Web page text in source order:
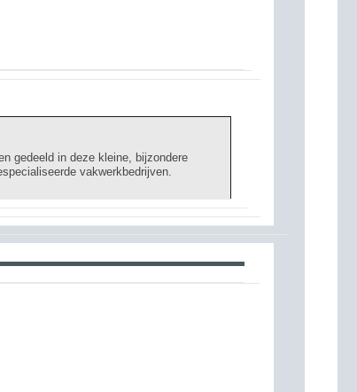
gedeeld in deze kleine, bijzondere
vakwerkbedrijven.